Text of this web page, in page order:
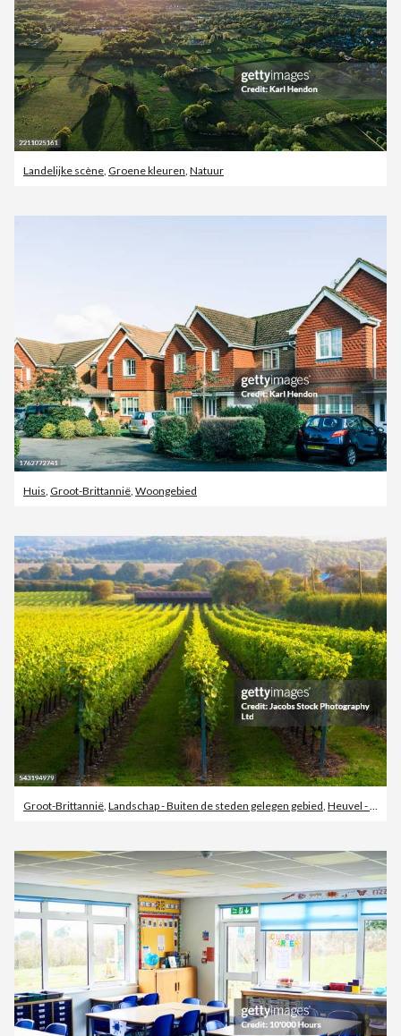
Landelijke scène Groene kleuren Natuur
Huis, Groot-Brittannië, Woongebied
Groot-Brittannië, Landschap - Buiten de steden gelegen gebied, Heuvel - Landelement